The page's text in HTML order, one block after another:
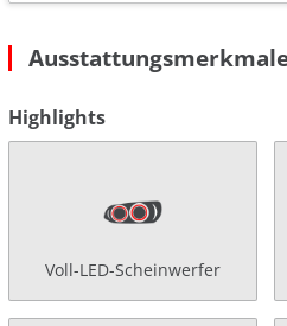
Highlights
Voll-LED-Scheinwerfer